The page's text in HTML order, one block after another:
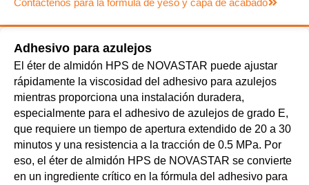
Adhesivo para azulejos
El éter de almidón HPS de NOVASTAR puede ajustar
rápidamente la viscosidad del adhesivo para azulejos
mientras proporciona una instalación duradera,
especialmente para el adhesivo de azulejos de grado E,
que requiere un tiempo de apertura extendido de 20 a 30
minutos y una resistencia a la tracción de 0.5 MPa. Por
eso, el éter de almidón HPS de NOVASTAR se convierte
en un ingrediente crítico en la fórmula del adhesivo para